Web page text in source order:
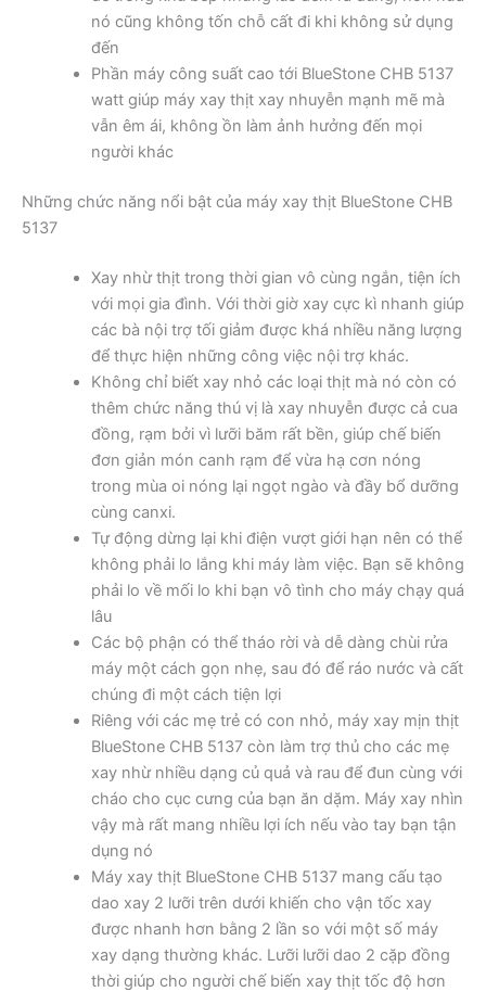
nó cũng không tốn chỗ cất đi khi không sử dụng
đến
Phần máy công suất cao tới BlueStone CHB 5137
watt giúp máy xay thịt xay nhuyễn mạnh mẽ mà
vẫn êm ái, không ồn làm ảnh hưởng đến mọi
người khác
Những chức năng nổi bật của máy xay thịt BlueStone CHB
5137
Xay nhừ thịt trong thời gian vô cùng ngắn, tiện ích
với mọi gia đình. Với thời giờ xay cực kì nhanh giúp
các bà nội trợ tối giảm được khá nhiều năng lượng
để thực hiện những công việc nội trợ khác.
Không chỉ biết xay nhỏ các loại thịt mà nó còn có
thêm chức năng thú vị là xay nhuyễn được cả cua
đồng, rạm bởi vì lưỡi băm rất bền, giúp chế biến
đơn giản món canh rạm để vừa hạ cơn nóng
trong mùa oi nóng lại ngọt ngào và đầy bổ dưỡng
cùng canxi.
Tự động dừng lại khi điện vượt giới hạn nên có thể
không phải lo lắng khi máy làm việc. Bạn sẽ không
phải lo về mối lo khi bạn vô tình cho máy chạy quá
lâu
Các bộ phận có thể tháo rời và dễ dàng chùi rửa
máy một cách gọn nhẹ, sau đó để ráo nước và cất
chúng đi một cách tiện lợi
Riêng với các mẹ trẻ có con nhỏ, máy xay mịn thịt
BlueStone CHB 5137 còn làm trợ thủ cho các mẹ
xay nhừ nhiều dạng củ quả và rau để đun cùng với
cháo cho cục cưng của bạn ăn dặm. Máy xay nhìn
vậy mà rất mang nhiều lợi ích nếu vào tay bạn tận
dụng nó
Máy xay thịt BlueStone CHB 5137 mang cấu tạo
dao xay 2 lưỡi trên dưới khiến cho vận tốc xay
được nhanh hơn bằng 2 lần so với một số máy
xay dạng thường khác. Lưỡi lưỡi dao 2 cặp đồng
thời giúp cho người chế biến xay thịt tốc độ hơn